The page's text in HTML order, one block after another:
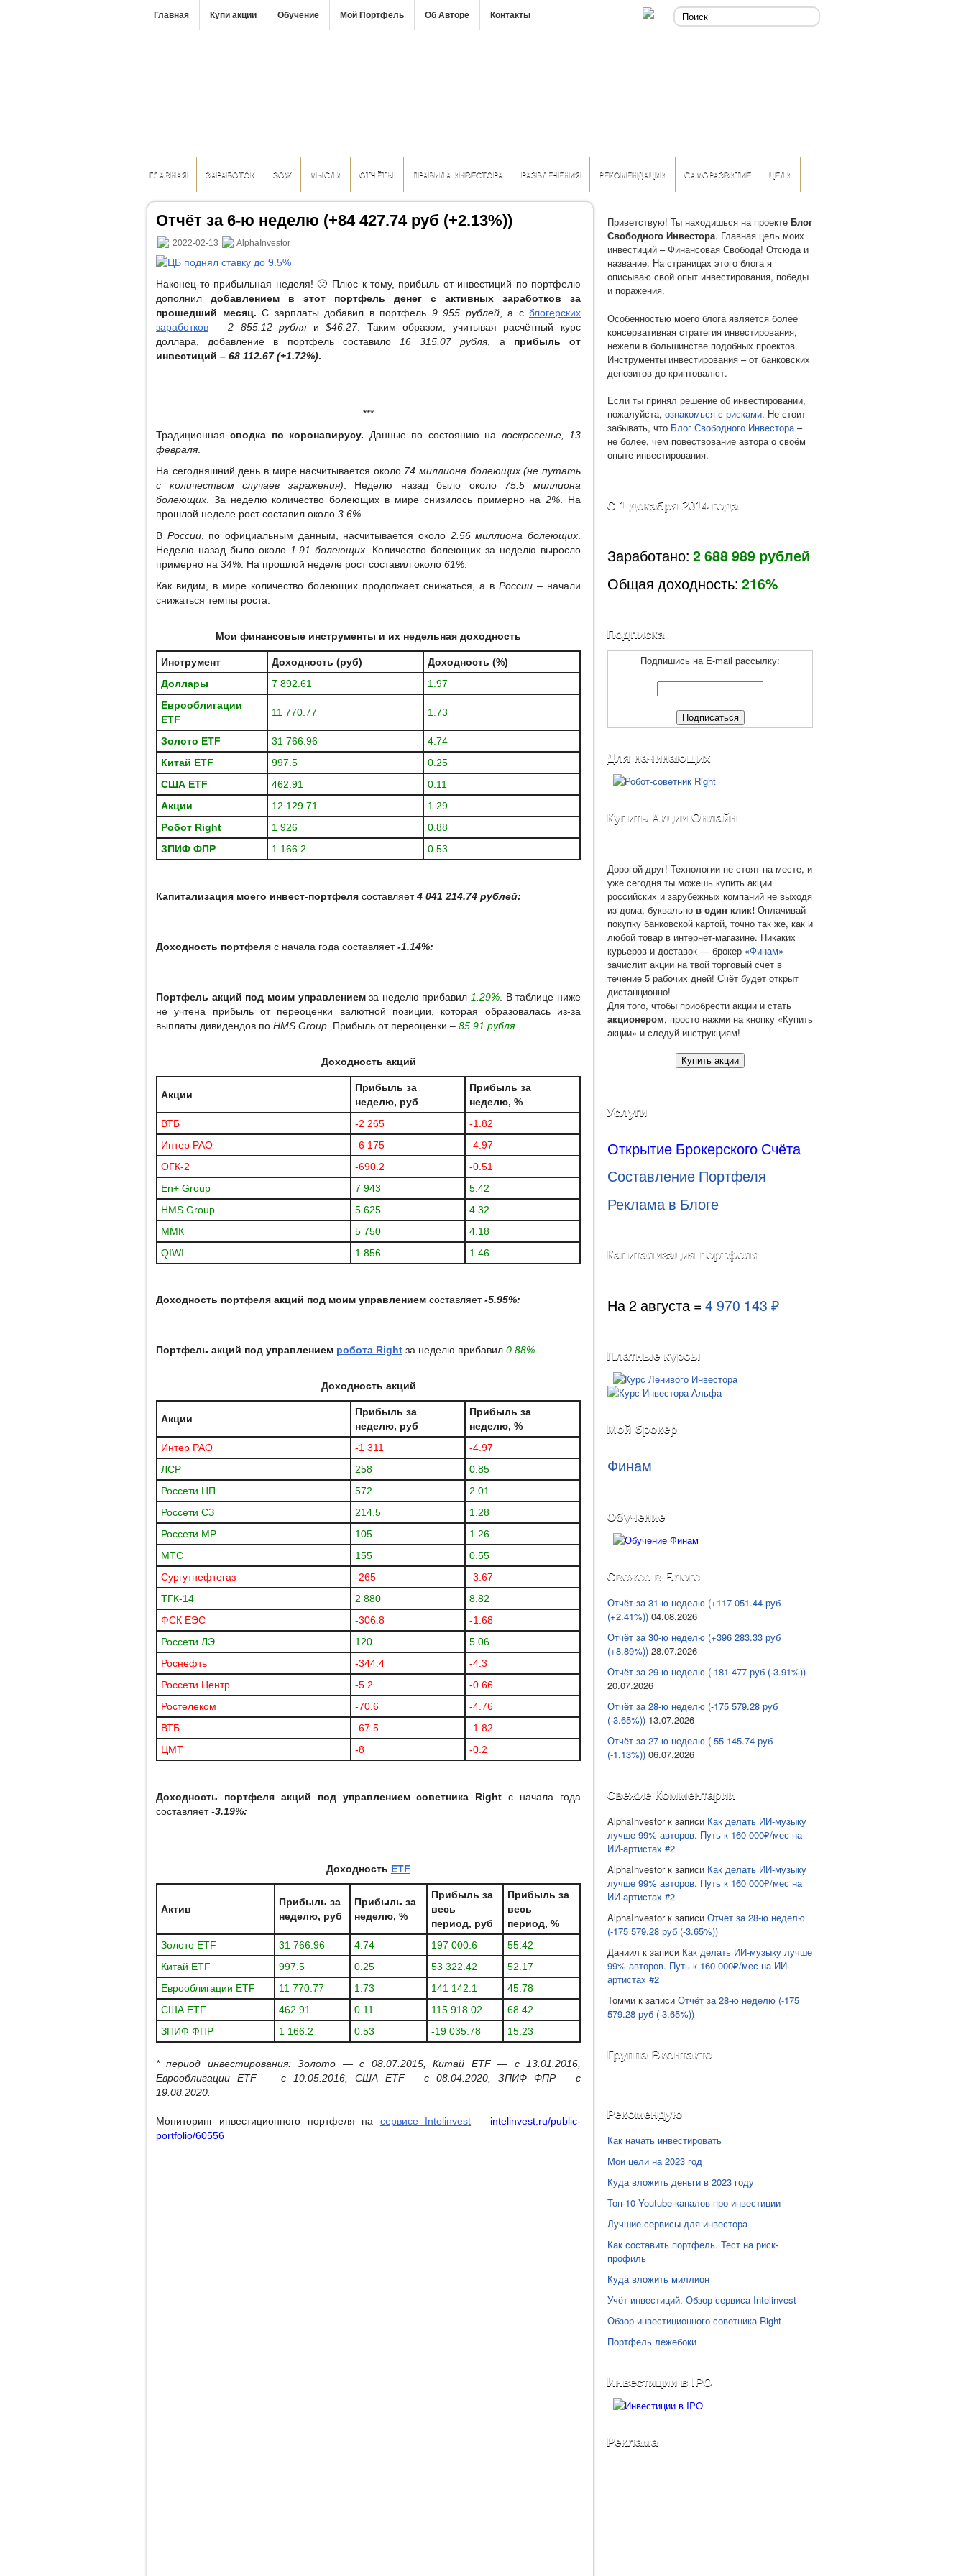
Главная Купи акции Обучение Мой Портфель Об Авторе Контакты
ГЛАВНАЯ ЗАРАБОТОК ЗОЖ МЫСЛИ ОТЧЁТЫ ПРАВИЛА ИНВЕСТОРА РАЗВЛЕЧЕНИЯ РЕКОМЕНДАЦИИ САМОРАЗВИТИЕ ЦЕЛИ
Отчёт за 6-ю неделю (+84 427.74 руб (+2.13%))
2022-02-13 AlphaInvestor
Наконец-то прибыльная неделя! 🙂 Плюс к тому, прибыль от инвестиций по портфелю
дополнил добавлением в этот портфель денег с активных заработков за
прошедший месяц. С зарплаты добавил в портфель 9 955 рублей, а с блогерских
заработков –2 855.12 рубля и$46.27. Таким образом, учитывая расчётный курс
доллара, добавление в портфель составило
16 315.07 рубля , а прибыль от
инвестиций – 68 112.67 (+1.72%).
***
Традиционнаясводка по коронавирусу. Данные по состоянию на воскресенье, 13
февраля
На сегодняшний день в мире насчитывается около 74 миллиона болеющих (не путать
с количеством случаев заражения) . Неделю назад было около 75.5 миллиона
болеющих . За неделю количество болеющих в мире снизилось примерно на2% . На
прошлой неделе рост составил около 3.6%
В России, по официальным данным, насчитывается около 2.56 миллиона болеющих
Неделю назад было около 1.91 болеющих . Количество болеющих за неделю выросло
примерно на 34% . На прошлой неделе рост составил около 61%
Как видим, в мире количество болеющих продолжает снижаться, а в России – начали
снижаться темпы роста.
Мои финансовые инструменты и их недельная доходность
Инструмент Доходность (руб)
Доходность (%)
Доллары
7 892.61
1.97
Еврооблигации
ETF
11 770.77 1.73
Золото ETF 31 766.96
4.74
Китай ETF
997.5
0.25
США ETF 462.91
0.11
Акции
12 129.71
1.29
Робот Right 1 926
0.88
ЗПИФ ФПР
1 166.2 0.53
Капитализация моего инвест-портфеля составляет4 041 214.74 рублей:
Доходность портфеля с начала года составляет-1.14%:
Портфель акций под моим управлениемза неделю прибавил 1.29% . В таблице ниже
не учтена прибыль от переоценки валютной позиции, которая образовалась из-за
выплаты дивидендов по HMS Group . Прибыль от переоценки – 85.91 рубля.
Доходность акций
Акции
Прибыль за
неделю, руб
Прибыль за
неделю, %
ВТБ
-2 265
-1.82
Интер РАО
-6 175
-4.97
ОГК-2
-690.2
-0.51
En+ Group
7 943
5.42
HMS Group
5 625
4.32
ММК
5 750
4.18
QIWI
1 856 1.46
Доходность портфеля акций под моим управлением составляет-5.95%:
Портфель акций под управлением робота Right за неделю прибавил 0.88%
Доходность акций
Акции
Прибыль за
неделю, руб
Прибыль за
неделю, %
Интер РАО
-1 311
-4.97
ЛСР
258
0.85
Россети ЦП
572
2.01
Россети СЗ
214.5
1.28
Россети МР
105
1.26
МТС
155
0.55
Сургутнефтегаз
-265
-3.67
ТГК-14
2 880
8.82
ФСК ЕЭС
-306.8
-1.68
Россети ЛЭ
120
5.06
Роснефть
-344.4
-4.3
Россети Центр
-5.2
-0.66
Ростелеком
-70.6
-4.76
ВТБ
-67.5
-1.82
ЦМТ
-8 -0.2
Доходность портфеля акций под управлением советника Right с начала года
составляет-3.19%:
Доходность ETF
Актив
Прибыль за
неделю, руб
Прибыль за
неделю, %
Прибыль за
весь
период, руб
Прибыль за
весь
период, %
Золото ETF
31 766.96 4.74 197 000.6
55.42
Китай ETF
997.5 0.25 53 322.42
52.17
Еврооблигации ETF
11 770.77 1.73 141 142.1
45.78
США ETF
462.91 0.11 115 918.02
68.42
ЗПИФ ФПР
1 166.2 0.53 -19 035.78 15.23
* период инвестирования: Золото — с 08.07.2015, Китай ETF — с 13.01.2016,
Еврооблигации ETF — c 10.05.2016, США ETF
– с 08.04.2020, ЗПИФ ФПР – с
19.08.2020.
Мониторинг инвестиционного портфеля на сервисе Intelinvest – intelinvest.ru/public-
portfolio/60556
Приветствую! Ты находишься на проекте Блог
Свободного Инвестора. Главная цель моих
инвестиций – Финансовая Свобода! Отсюда и
название. На страницах этого блога я
описываю свой опыт инвестирования, победы
и поражения.
Особенностью моего блога является более
консервативная стратегия инвестирования,
нежели в большинстве подобных проектов.
Инструменты инвестирования – от банковских
депозитов до криптовалют.
Если ты принял решение об инвестировании,
пожалуйста, ознакомься с рисками. Не стоит
забывать, что Блог Свободного Инвестора–
не более, чем повествование автора о своём
опыте инвестирования.
С 1 декабря 2014 года
Заработано: 2 688 989 рублей
Общая доходность: 216%
Подписка
Подпишись на E-mail рассылку:
Для начинающих
Купить Акции Онлайн
Дорогой друг! Технологии не стоят на месте, и
уже сегодня ты можешь купить акции
российских и зарубежных компаний не выходя
из дома, буквально в один клик! Оплачивай
покупку банковской картой, точно так же, как и
любой товар в интернет-магазине. Никаких
курьеров и доставок — брокер «Финам»
зачислит акции на твой торговый счет в
течение 5 рабочих дней! Счёт будет открыт
дистанционно!
Для того, чтобы приобрести акции и стать
акционером, просто нажми на кнопку «Купить
акции» и следуй инструкциям!
Купить акции
Услуги
Открытие Брокерского Счёта
Составление Портфеля
Реклама в Блоге
Капитализация портфеля
На 2 августа = 4 970 143 ₽
Платные курсы
Мой брокер
Финам
Обучение
Свежее в Блоге
Отчёт за 31-ю неделю (+117 051.44 руб
(+2.41%)) 04.08.2026
Отчёт за 30-ю неделю (+396 283.33 руб
(+8.89%)) 28.07.2026
Отчёт за 29-ю неделю (-181 477 руб (-3.91%))
20.07.2026
Отчёт за 28-ю неделю (-175 579.28 руб
(-3.65%)) 13.07.2026
Отчёт за 27-ю неделю (-55 145.74 руб
(-1.13%)) 06.07.2026
Свежие Комментарии
AlphaInvestorк записи Как делать ИИ-музыку
лучше 99% авторов. Путь к 160 000₽/мес на
ИИ-артистах #2
AlphaInvestorк записи Как делать ИИ-музыку
лучше 99% авторов. Путь к 160 000₽/мес на
ИИ-артистах #2
AlphaInvestorк записи Отчёт за 28-ю неделю
(-175 579.28 руб (-3.65%))
Даниил к записи Как делать ИИ-музыку лучше
99% авторов. Путь к 160 000₽/мес на ИИ-
артистах #2
Томми к записи Отчёт за 28-ю неделю (-175
579.28 руб (-3.65%))
Группа Вконтакте
Рекомендую
Как начать инвестировать
Мои цели на 2023 год
Куда вложить деньги в 2023 году
Топ-10 Youtube-каналов про инвестиции
Лучшие сервисы для инвестора
Как составить портфель. Тест на риск-
профиль
Куда вложить миллион
Учёт инвестиций. Обзор сервиса Intelinvest
Обзор инвестиционного советника Right
Портфель лежебоки
Инвестиции в IPO
Реклама